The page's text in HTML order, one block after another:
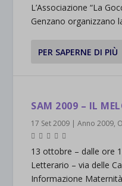
L’Associazione “La
Genzano organizzano
PER SAPERNE DI PIÙ
SAM 2009 – IL
17 Set 2009 |Anno 2009,
13 ottobre – dalle ore
Letterario – via delle
Informazione